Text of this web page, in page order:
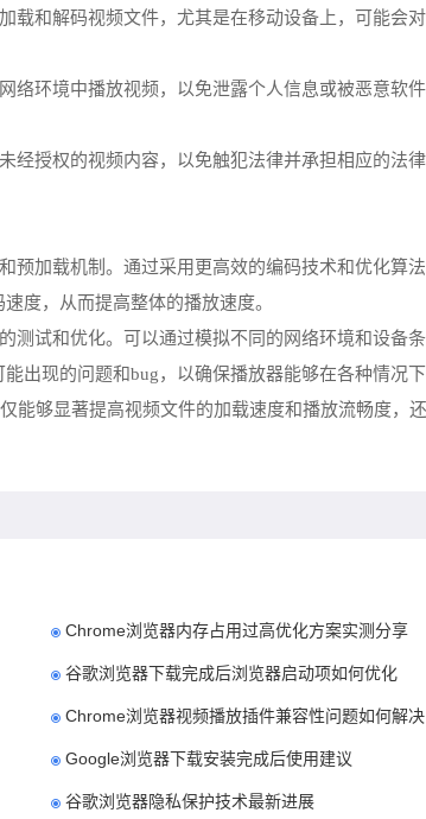
和解码视频文件，尤其是在移动设备上，可能会
络环境中播放视频，以免泄露个人信息或被恶意软
授权的视频内容，以免触犯法律并承担相应的法
加载机制。通过采用更高效的编码技术和优化算
度，从而提高整体的播放速度。
试和优化。可以通过模拟不同的网络环境和设备
出现的问题和bug，以确保播放器能够在各种情况下
能够显著提高视频文件的加载速度和播放流畅度，
Chrome浏览器内存占用过高优化方案实测分享
谷歌浏览器下载完成后浏览器启动项如何优化
Chrome浏览器视频播放插件兼容性问题如何解决
Google浏览器下载安装完成后使用建议
谷歌浏览器隐私保护技术最新进展